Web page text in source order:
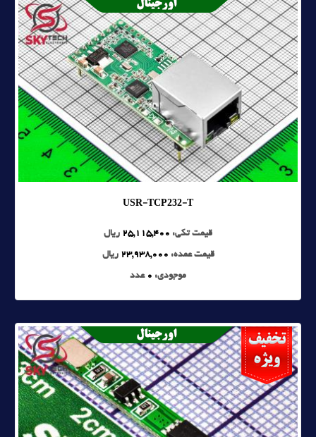
USR-TCP232-T
قیمت تکی: 25,115,400 ریال
قیمت عمده: 23,938,000 ریال
موجودی: 0 عدد